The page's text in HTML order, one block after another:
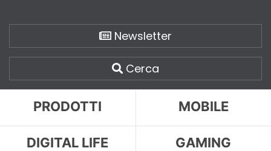
Newsletter
Cerca
PRODOTTI MOBILE
DIGITAL LIFE GAMING